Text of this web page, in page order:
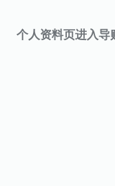
个人资料页进入